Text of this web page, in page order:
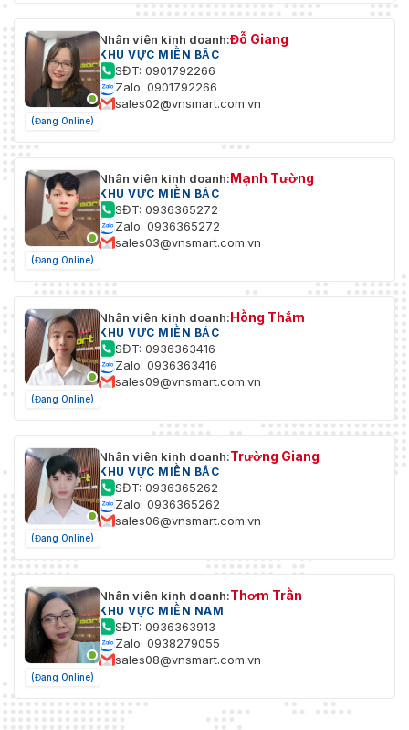
(Đang Online)
Nhân viên kinh doanh:Đỗ Giang
KHU VỰC MIỀN BẮC
SĐT: 0901792266
Zalo: 0901792266
sales02@vnsmart.com.vn
(Đang Online)
Nhân viên kinh doanh:Mạnh Tường
KHU VỰC MIỀN BẮC
SĐT: 0936365272
Zalo: 0936365272
sales03@vnsmart.com.vn
(Đang Online)
Nhân viên kinh doanh:Hồng Thắm
KHU VỰC MIỀN BẮC
SĐT: 0936363416
Zalo: 0936363416
sales09@vnsmart.com.vn
(Đang Online)
Nhân viên kinh doanh:Trường Giang
KHU VỰC MIỀN BẮC
SĐT: 0936365262
Zalo: 0936365262
sales06@vnsmart.com.vn
(Đang Online)
Nhân viên kinh doanh:Thơm Trần
KHU VỰC MIỀN NAM
SĐT: 0936363913
Zalo: 0938279055
sales08@vnsmart.com.vn